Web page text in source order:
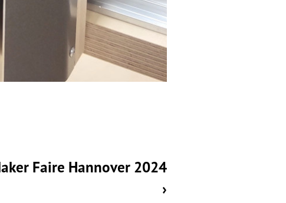
Faire Hannover 2024
›